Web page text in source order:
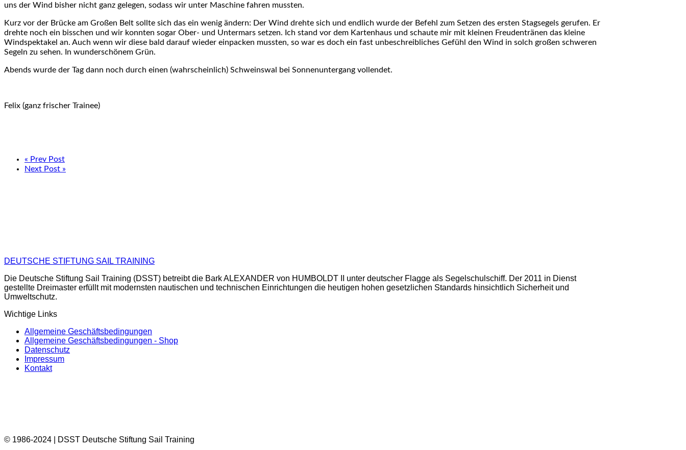
uns der Wind bisher nicht ganz gelegen, sodass wir unter Maschine fahren mussten.
Kurz vor der Brücke am Großen Belt sollte sich das ein wenig ändern: Der Wind drehte sich und endlich wurde der Befehl zum Setzen des ersten Stagsegels gerufen. Er
drehte noch ein bisschen und wir konnten sogar Ober- und Untermars setzen. Ich stand vor dem Kartenhaus und schaute mir mit kleinen Freudentränen das kleine
Windspektakel an. Auch wenn wir diese bald darauf wieder einpacken mussten, so war es doch ein fast unbeschreibliches Gefühl den Wind in solch großen schweren
Segeln zu sehen. In wunderschönem Grün.
Abends wurde der Tag dann noch durch einen (wahrscheinlich) Schweinswal bei Sonnenuntergang vollendet.
Felix (ganz frischer Trainee)
« Prev Post
Next Post »
DEUTSCHE STIFTUNG SAIL TRAINING
Die Deutsche Stiftung Sail Training (DSST) betreibt die Bark ALEXANDER von HUMBOLDT II unter deutscher Flagge als Segelschulschiff. Der 2011 in Dienst
gestellte Dreimaster erfüllt mit modernsten nautischen und technischen Einrichtungen die heutigen hohen gesetzlichen Standards hinsichtlich Sicherheit und
Umweltschutz.
Wichtige Links
Allgemeine Geschäftsbedingungen
Allgemeine Geschäftsbedingungen - Shop
Datenschutz
Impressum
Kontakt
© 1986-2024 | DSST Deutsche Stiftung Sail Training